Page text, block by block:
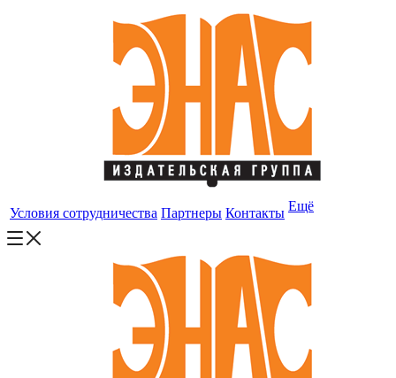
Условия сотрудничества Партнеры Контакты Ещё